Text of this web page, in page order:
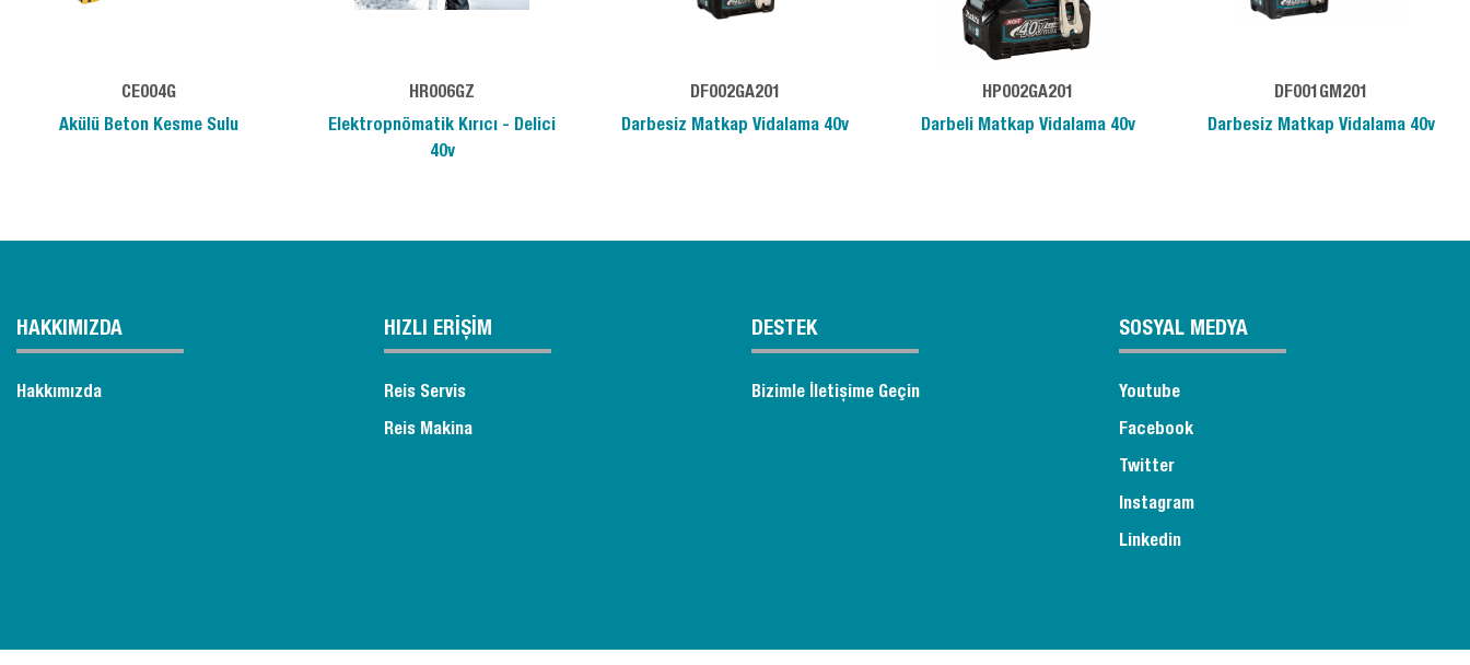
CE004G
Akülü Beton Kesme Sulu
HR006GZ
Elektropnömatik Kırıcı - Delici
40v
DF002GA201
Darbesiz Matkap Vidalama 40v
HP002GA201
Darbeli Matkap Vidalama 40v
DF001GM201
Darbesiz Matkap Vidalama 40v
HAKKIMIZDA
Hakkımızda
HIZLI ERİŞİM
Reis Servis
Reis Makina
DESTEK
Bizimle İletişime Geçin
SOSYAL MEDYA
Youtube
Facebook
Twitter
Instagram
Linkedin